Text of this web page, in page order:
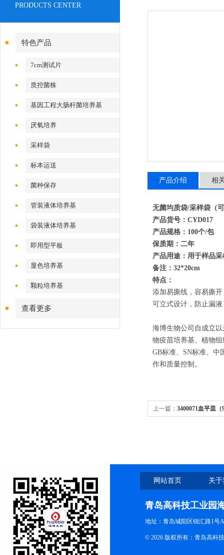
PRODUCTS CENTER
特色产品
7cm测试片
质控菌株
基因工程大肠杆菌培养基
厌氧培养
采样袋
标本运送
菌种保存
管装液体培养基
袋装液体培养基
即用型平板
显色培养基
颗粒培养基
查看更多
产品介绍 相
无菌均质袋/采样袋（
产品货号：CYD017
产品规格：100个/包
保质期：二年
产品用途：用于样品
备注：32*20cm
特点：
添加易撕线，容易撕
可立式设计，防止漏
海博生物公司自成立
物疫苗培养基、植物
GB标准、SN标准、中
作和质量控制。
上一篇： 3400071血平皿（
网站首页 关
青岛高科技工业园
地址：青岛城阳区锦汇路1号
© 2026 版权所有：青岛高科